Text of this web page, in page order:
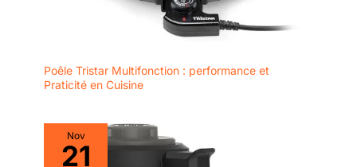
Poêle Tristar Multifonction : performance et
Praticité en Cuisine
Nov
21